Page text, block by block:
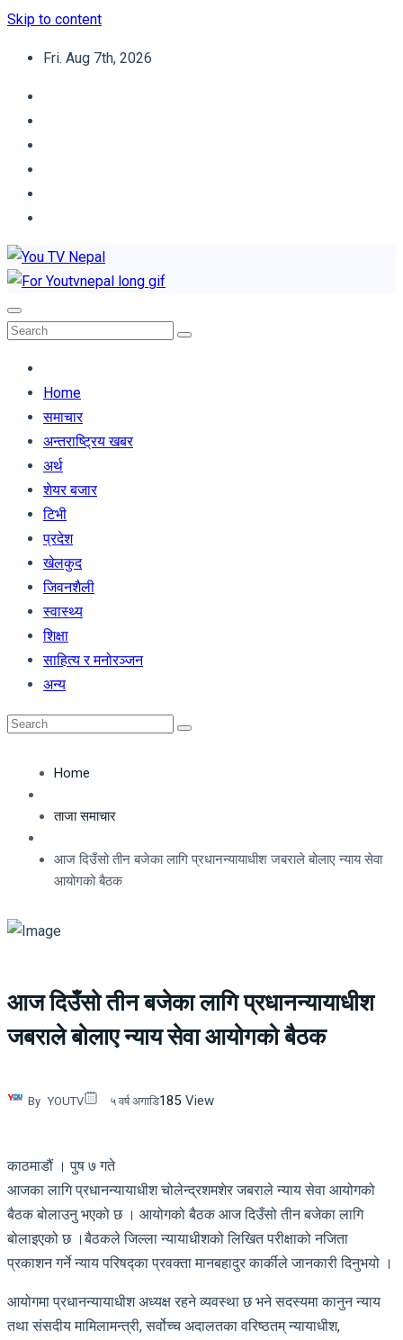
Skip to content
Fri. Aug 7th, 2026
Home
समाचार
अन्तराष्ट्रिय खबर
अर्थ
शेयर बजार
टिभी
प्रदेश
खेलकुद
जिवनशैली
स्वास्थ्य
शिक्षा
साहित्य र मनोरञ्जन
अन्य
Home
ताजा समाचार
आज दिउँसो तीन बजेका लागि प्रधानन्यायाधीश जबराले बोलाए न्याय सेवा
आयोगको बैठक
आज दिउँसो तीन बजेका लागि प्रधानन्यायाधीश
जबराले बोलाए न्याय सेवा आयोगको बैठक
By YOUTV ५ वर्ष अगाडि185 View
काठमाडौं । पुष ७ गते
आजका लागि प्रधानन्यायाधीश चोलेन्द्रशमशेर जबराले न्याय सेवा आयोगको
बैठक बोलाउनु भएको छ । आयोगको बैठक आज दिउँसो तीन बजेका लागि
बोलाइएको छ ।बैठकले जिल्ला न्यायाधीशको लिखित परीक्षाको नजिता
प्रकाशन गर्ने न्याय परिषद्का प्रवक्ता मानबहादुर कार्कीले जानकारी दिनुभयो ।
आयोगमा प्रधानन्यायाधीश अध्यक्ष रहने व्यवस्था छ भने सदस्यमा कानुन न्याय
तथा संसदीय मामिलामन्त्री, सर्वोच्च अदालतका वरिष्ठतम् न्यायाधीश,